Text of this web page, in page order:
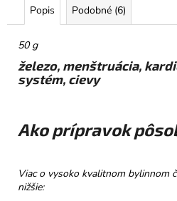
Popis Podobné (6)
50 g
železo, menštruácia,
systém, cievy
Ako prípravok
Viac o vysoko kvalitnom bylinnom
nižšie:
č
a
m
e
MLIEČNA
ČOKOLÁDA
€3,50